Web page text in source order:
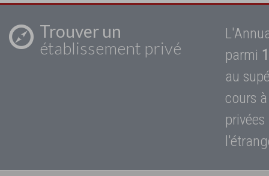
Trouver un
établissement privé
parmi
au
cours